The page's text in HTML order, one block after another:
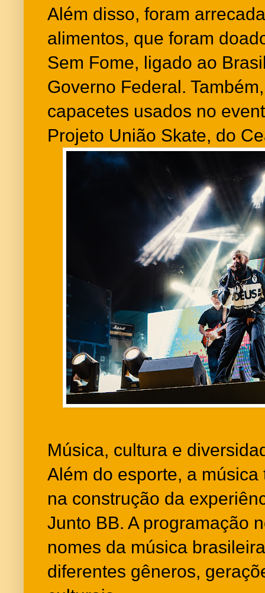
Além disso, foram
alimentos, que foram
Sem Fome, ligado ao
Governo Federal.
capacetes usados no
Projeto União Skate, do
Música, cultura e
Além do esporte, a
na construção da
Junto BB. A programação
nomes da música
diferentes gêneros,